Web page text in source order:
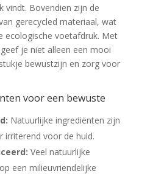
vindt. Bovendien zijn de
gerecycled materiaal, wat
ecologische voetafdruk. Met
je niet alleen een mooi
bewustzijn en zorg voor
voor een bewuste
Natuurlijke ingrediënten zijn
irriterend voor de huid.
Veel natuurlijke
een milieuvriendelijke